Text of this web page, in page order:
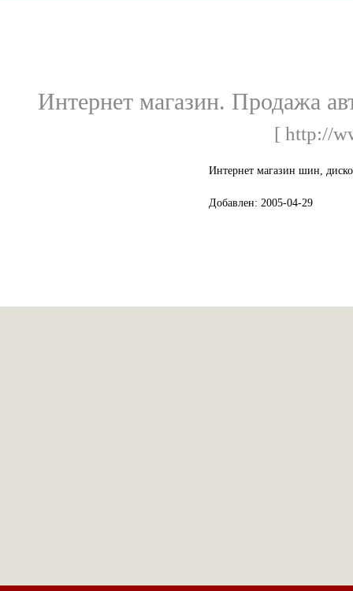
Интернет магазин. Продажа
[ http://
Интернет магазин шин,
Добавлен: 2005-04-29